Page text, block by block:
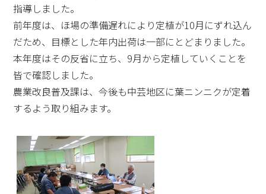
指導しました。
前年度は、ほ場の準備遅れにより定植が10月にずれ込ん
だため、目標とした年内出荷は一部にとどまりました。
本年度はその反省に立ち、9月から定植していくことを
皆で確認しました。
農業改良普及課は、今後も中芸地区に葉ニンニクが定着
するよう取り組みます。